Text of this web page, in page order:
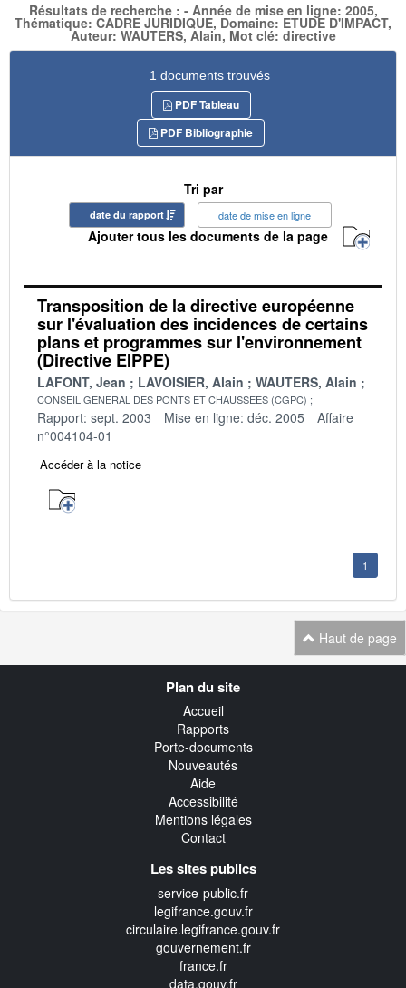
Résultats de recherche : - Année de mise en ligne: 2005,
Thématique: CADRE JURIDIQUE, Domaine: ETUDE D'IMPACT,
Auteur: WAUTERS, Alain, Mot clé: directive
1 documents trouvés
PDF Tableau
PDF Bibliographie
Tri par
date du rapport date de mise en ligne
Ajouter tous les documents de la page
Transposition de la directive européenne
sur l'évaluation des incidences de certains
plans et programmes sur l'environnement
(Directive EIPPE)
LAFONT, Jean LAVOISIER, Alain WAUTERS, Alain
CONSEIL GENERAL DES PONTS ET CHAUSSEES (CGPC)
Rapport: sept. 2003 Mise en ligne: déc. 2005
Affaire
n°004104-01
Accéder à la notice
1
Haut de page
Plan du site
Accueil
Rapports
Porte-documents
Nouveautés
Aide
Accessibilité
Mentions légales
Contact
Les sites publics
service-public.fr
legifrance.gouv.fr
circulaire.legifrance.gouv.fr
gouvernement.fr
france.fr
data.gouv.fr